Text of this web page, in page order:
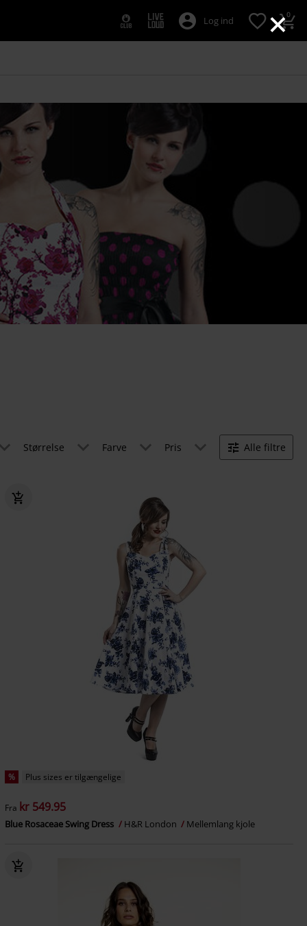
×
Log ind 0
Størrelse Farve Pris Alle filtre
% Plus sizes er tilgængelige
Fra kr 549.95
Blue Rosaceae Swing Dress H&R London Mellemlang kjole